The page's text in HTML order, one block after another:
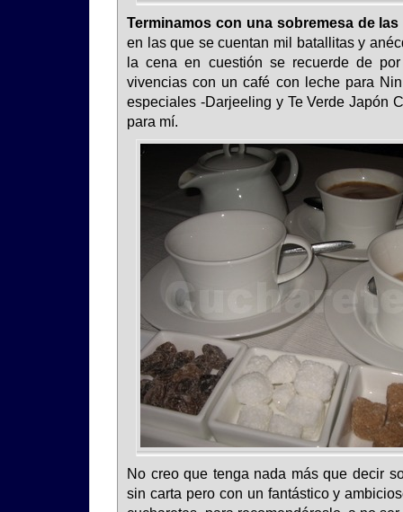
Terminamos con una sobremesa de
en las que se cuentan mil batallitas y
la cena en cuestión se recuerde de
vivencias con un café con leche para
especiales -Darjeeling y Te Verde Japón
para mí.
No creo que tenga nada más que decir
sin carta pero con un fantástico y